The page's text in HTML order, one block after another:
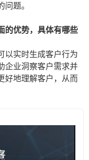
题。
的优势，具体有哪些
以实时生成客户行为
企业洞察客户需求并
好地理解客户，从而